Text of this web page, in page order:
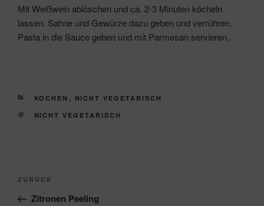
Mit Weißwein ablöschen und ca. 2-3 Minuten köcheln
lassen. Sahne und Gewürze dazu geben und verrühren.
Pasta in die Sauce geben und mit Parmesan servieren.
KATEGORIEN
KOCHEN , NICHT VEGETARISCH
SCHLAGWÖRTER
NICHT VEGETARISCH
Beitragsnavigation
Vorheriger
Beitrag
ZURÜCK
Zitronen Peeling